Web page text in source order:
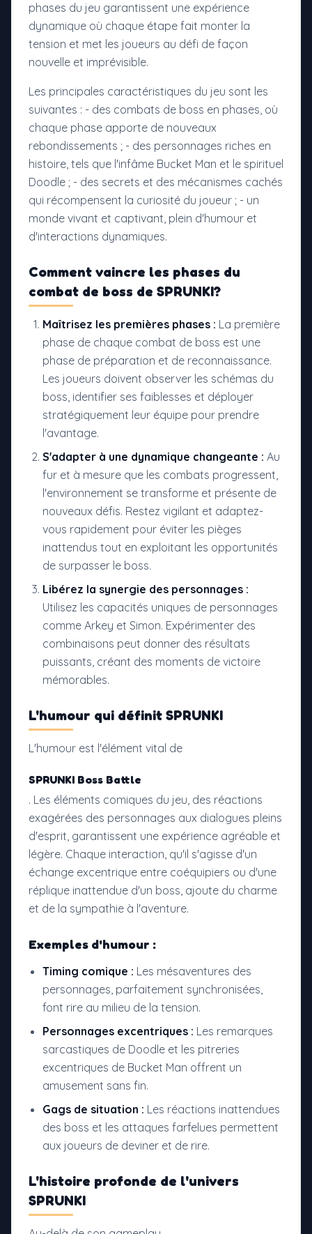
phases du jeu garantissent une expérience
dynamique où chaque étape fait monter la
tension et met les joueurs au défi de façon
nouvelle et imprévisible.
Les principales caractéristiques du jeu sont les
suivantes : - des combats de boss en phases, où
chaque phase apporte de nouveaux
rebondissements ; - des personnages riches en
histoire, tels que l'infâme Bucket Man et le spirituel
Doodle ; - des secrets et des mécanismes cachés
qui récompensent la curiosité du joueur ; - un
monde vivant et captivant, plein d'humour et
d'interactions dynamiques.
Comment vaincre les phases du
combat de boss de SPRUNKI?
Maîtrisez les premières phases : La première
phase de chaque combat de boss est une
phase de préparation et de reconnaissance.
Les joueurs doivent observer les schémas du
boss, identifier ses faiblesses et déployer
stratégiquement leur équipe pour prendre
l'avantage.
S'adapter à une dynamique changeante : Au
fur et à mesure que les combats progressent,
l'environnement se transforme et présente de
nouveaux défis. Restez vigilant et adaptez-
vous rapidement pour éviter les pièges
inattendus tout en exploitant les opportunités
de surpasser le boss.
Libérez la synergie des personnages :
Utilisez les capacités uniques de personnages
comme Arkey et Simon. Expérimenter des
combinaisons peut donner des résultats
puissants, créant des moments de victoire
mémorables.
L'humour qui définit SPRUNKI
L'humour est l'élément vital de
SPRUNKI Boss Battle
. Les éléments comiques du jeu, des réactions
exagérées des personnages aux dialogues pleins
d'esprit, garantissent une expérience agréable et
légère. Chaque interaction, qu'il s'agisse d'un
échange excentrique entre coéquipiers ou d'une
réplique inattendue d'un boss, ajoute du charme
et de la sympathie à l'aventure.
Exemples d'humour :
Timing comique : Les mésaventures des
personnages, parfaitement synchronisées,
font rire au milieu de la tension.
Personnages excentriques : Les remarques
sarcastiques de Doodle et les pitreries
excentriques de Bucket Man offrent un
amusement sans fin.
Gags de situation : Les réactions inattendues
des boss et les attaques farfelues permettent
aux joueurs de deviner et de rire.
L'histoire profonde de l'univers
SPRUNKI